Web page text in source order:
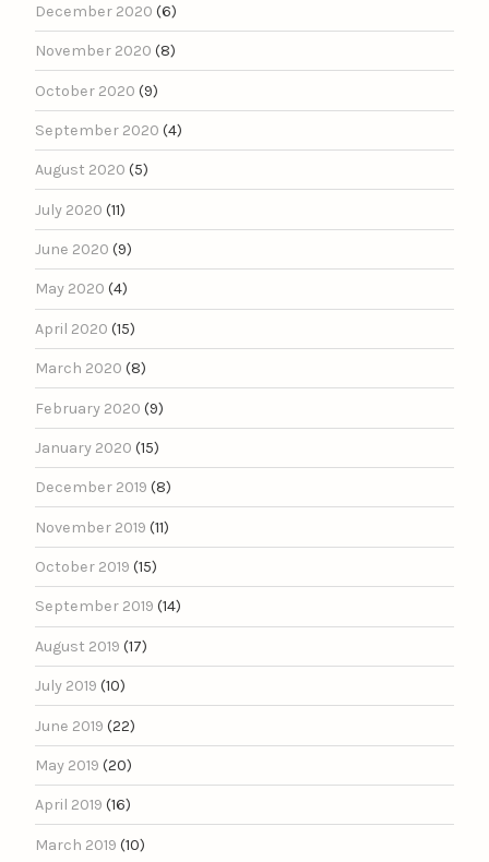
December 2020 (6)
November 2020 (8)
October 2020 (9)
September 2020 (4)
August 2020 (5)
July 2020 (11)
June 2020 (9)
May 2020 (4)
April 2020 (15)
March 2020 (8)
February 2020 (9)
January 2020 (15)
December 2019 (8)
November 2019 (11)
October 2019 (15)
September 2019 (14)
August 2019 (17)
July 2019 (10)
June 2019 (22)
May 2019 (20)
April 2019 (16)
March 2019 (10)